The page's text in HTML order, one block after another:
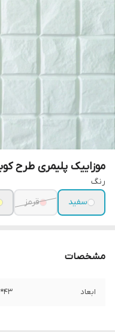
موزاییک پلیمری طرح کوبیک
رنگ
سفید
قرمز
مشخصات
ابعاد 43*43